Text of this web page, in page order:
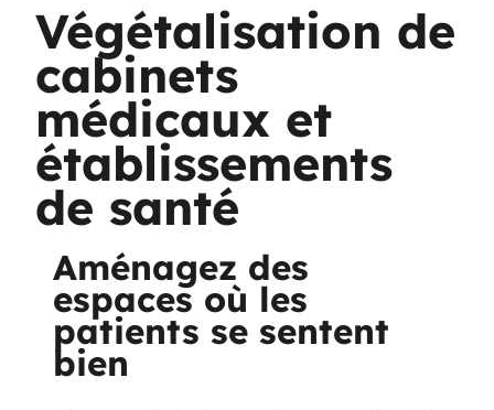
Végétalisation de
cabinets
médicaux et
établissements
de santé
Aménagez des
espaces où les
patients se sentent
bien